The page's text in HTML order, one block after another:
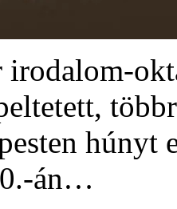
húnyt
án…